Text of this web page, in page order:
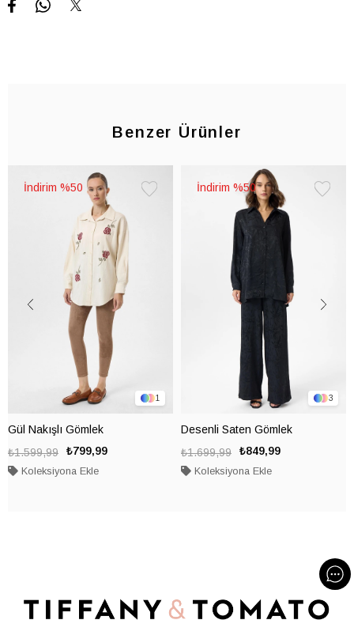
Benzer Ürünler
1
Gül Nakışlı Gömlek
₺799,99
₺1.599,99
Koleksiyona Ekle
%50
3
Desenli Saten Gömlek
₺849,99
₺1.699,99
Koleksiyona Ekle
%50